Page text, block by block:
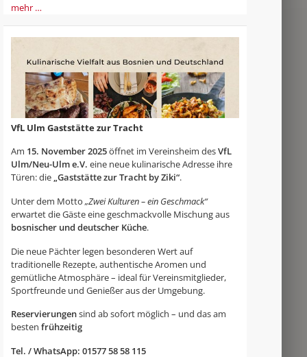
mehr …
VfL Ulm Gaststätte zur Tracht
Am 15. November 2025öffnet im Vereinsheim desVfL
Ulm/Neu-Ulm e.V. eine neue kulinarische Adresse ihre
Türen: die „Gaststätte zur Tracht by Ziki“.
Unter dem Motto „Zwei Kulturen – ein Geschmack“
erwartet die Gäste eine geschmackvolle Mischung aus
bosnischer und deutscher Küche.
Die neue Pächter legen besonderen Wert auf
traditionelle Rezepte, authentische Aromen und
gemütliche Atmosphäre – ideal für Vereinsmitglieder,
Sportfreunde und Genießer aus der Umgebung.
Reservierungensind ab sofort möglich – und das am
besten frühzeitig
Tel. / WhatsApp: 01577 58 58 115